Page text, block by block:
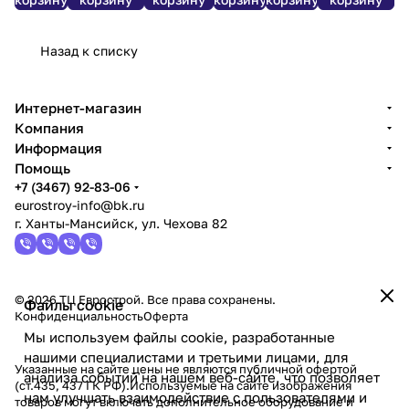
0,65 кг/м,
1,05 кг/м,
Назад к списку
Файлы cookie
Мы используем файлы cookie, разработанные
нашими специалистами и третьими лицами, для
анализа событий на нашем веб-сайте, что позволяет
нам улучшать взаимодействие с пользователями и
Интернет-магазин
Компания
Информация
Помощь
+7 (3467) 92-83-06
eurostroy-info@bk.ru
г. Ханты-Мансийск, ул. Чехова 82
© 2026 ТЦ Еврострой. Все права сохранены.
КонфиденциальностьОферта
Указанные на сайте цены не являются публичной офертой
(ст.435, 437 ГК РФ).Используемые на сайте изображения
товаров могут включать дополнительное оборудование и